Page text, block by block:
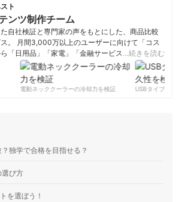
ト
ンツ制作チーム
自社検証と専門家の声をもとにした、商品比較
。 月間3,000万以上のユーザーに向けて「コス
「日用品」「家電」「金融サービス」まで、ベ
品を選んでもらうために、毎日コンテンツを制
テンツ制作チームのプロフィール
…続きを読む
電動ネッククーラーの冷却力を検証
USBタイプCケー
独学で合格を目指せる？
選び方
を選ぼう！